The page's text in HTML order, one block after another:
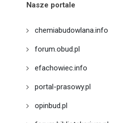
Nasze portale
chemiabudowlana.info
forum.obud.pl
efachowiec.info
portal-prasowy.pl
opinbud.pl